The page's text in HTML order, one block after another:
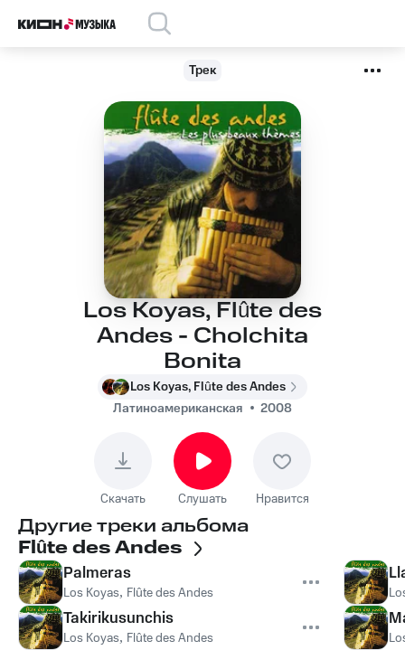
Трек
Los Koyas, Flûte des
Andes - Cholchita
Bonita
Los Koyas, Flûte des Andes
Латиноамериканская
2008
Скачать Слушать Нравится
Другие треки альбома
Flûte des Andes
Palmeras
Los Koyas, Flûte des Andes
Takirikusunchis
Los Koyas, Flûte des Andes